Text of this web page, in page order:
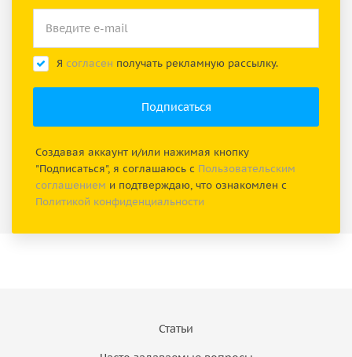
Я согласен получать рекламную рассылку.
Создавая аккаунт и/или нажимая кнопку
"Подписаться", я соглашаюсь с Пользовательским
соглашением и подтверждаю, что ознакомлен с
Политикой конфиденциальности
Статьи